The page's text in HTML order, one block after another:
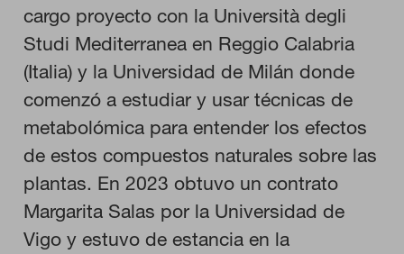
cargo proyecto con la Università degli
Studi Mediterranea en Reggio Calabria
(Italia) y la Universidad de Milán donde
comenzó a estudiar y usar técnicas de
metabolómica para entender los efectos
de estos compuestos naturales sobre las
plantas. En 2023 obtuvo un contrato
Margarita Salas por la Universidad de
Vigo y estuvo de estancia en la
HABILITAR TODO
Cookies necesarias
Estas cookies son necesarias para que el sitio web funcione y
no se pueden desactivar en nuestros sistemas. Puede
configurar su navegador para bloquear o alertar sobre estas
cookies, pero alguna áreas del sitio no funcionarán. Estas
cookies no almacenan ninguna información de identificación
personal.
Cookies de rendimiento
Estas cookies nos permiten contar las visitas y fuentes de